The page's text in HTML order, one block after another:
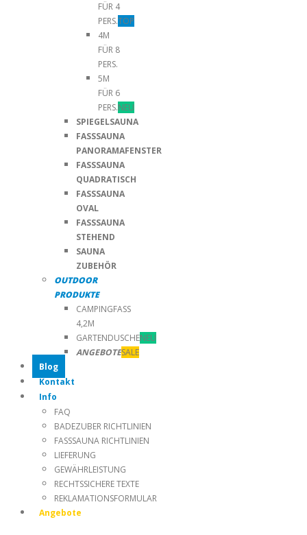
FÜR 4
PERS.TOP
4M
FÜR 8
PERS.
5M
FÜR 6
PERS.NEU
SPIEGELSAUNA
FASSSAUNA
PANORAMAFENSTER
FASSSAUNA
QUADRATISCH
FASSSAUNA
OVAL
FASSSAUNA
STEHEND
SAUNA
ZUBEHÖR
OUTDOOR
PRODUKTE
CAMPINGFASS
4,2M
GARTENDUSCHENEU
ANGEBOTESALE
Blog
Kontakt
Info
FAQ
BADEZUBER RICHTLINIEN
FASSSAUNA RICHTLINIEN
LIEFERUNG
GEWÄHRLEISTUNG
RECHTSSICHERE TEXTE
REKLAMATIONSFORMULAR
Angebote